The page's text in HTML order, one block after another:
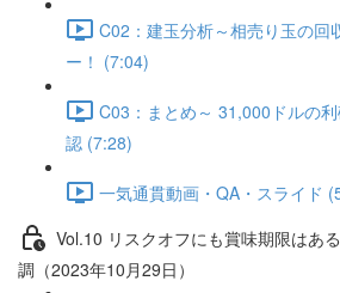
C02：建玉分析～相売り玉の回
ー！ (7:04)
C03：まとめ～ 31,000ドルの
認 (7:28)
一気通貫動画・QA・スライド
Vol.10 リスクオフにも賞味期限はあ
調（2023年10月29日）